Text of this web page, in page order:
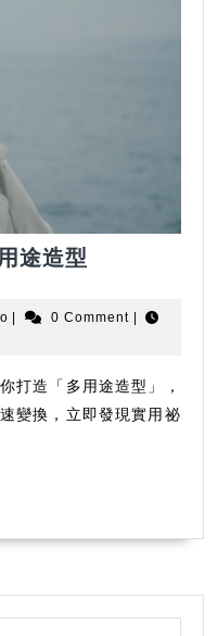
途造型
用
輕
鬆
途
型
維
0 Comment
打造「多用途造型」，
變換，立即發現實用祕